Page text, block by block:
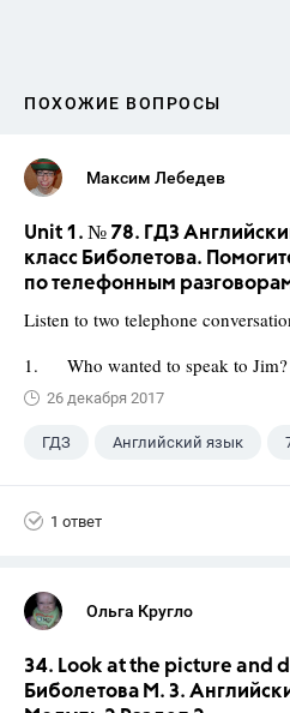
ПОХОЖИЕ ВОПРОСЫ
Максим Лебедев
Unit 1. № 78. ГДЗ
класс Биболетова.
по телефонным
Listen to two telephone
1. Who wanted to speak to
26 декабря 2017
ГДЗ Английский язык
1 ответ
Ольга Кругло
34. Look at the picture and
Биболетова М. З.